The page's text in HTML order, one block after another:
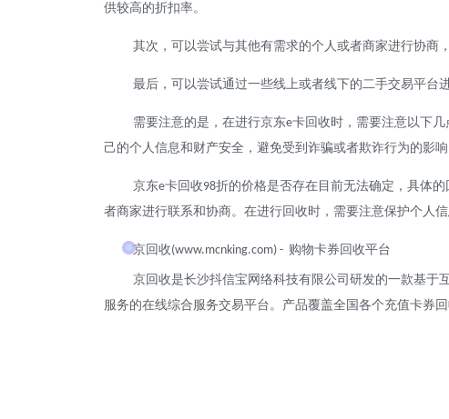
供较高的折扣率。
其次，可以尝试与其他有需求的个人或者商家进行协商
最后，可以尝试通过一些线上或者线下的二手交易平台
需要注意的是，在进行京东e卡回收时，需要注意以下
己的个人信息和财产安全，避免受到诈骗或者欺诈行为的影
京东e卡回收98折的价格是否存在目前无法确定，具体
者商家进行联系和协商。在进行回收时，需要注意保护个人
京回收(www.mcnking.com) - 购物卡券回收平台
京回收是长沙抖信宝网络科技有限公司研发的一款基于
服务的在线综合服务交易平台。产品覆盖全国各个充值卡券